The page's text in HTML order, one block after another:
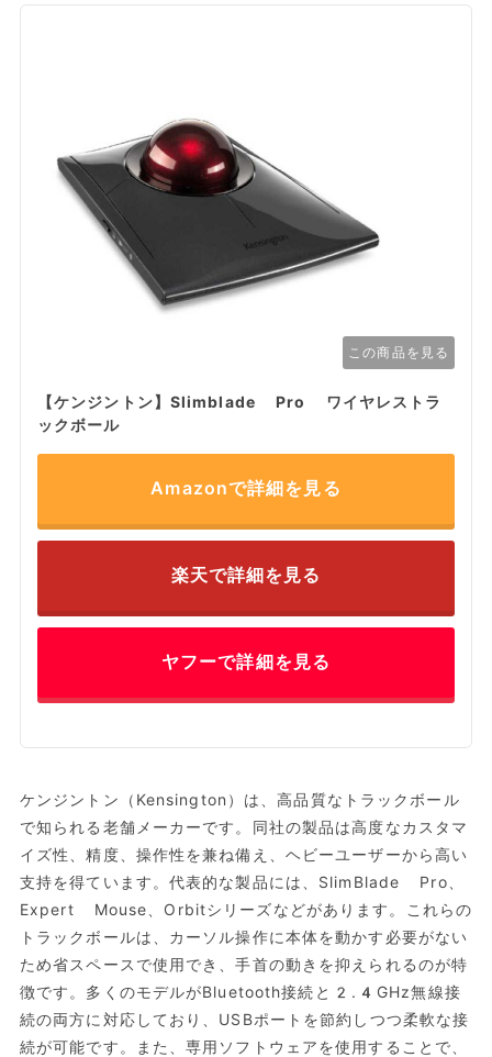
この商品を見る
【ケンジントン】Slimblade Pro ワイヤレストラ
ックボール
Amazonで詳細を見る
楽天で詳細を見る
ヤフーで詳細を見る
ケンジントン（Kensington）は、高品質なトラックボール
で知られる老舗メーカーです。同社の製品は高度なカスタマ
イズ性、精度、操作性を兼ね備え、ヘビーユーザーから高い
支持を得ています。代表的な製品には、SlimBlade Pro、
Expert Mouse、Orbitシリーズなどがあります。これらの
トラックボールは、カーソル操作に本体を動かす必要がない
ため省スペースで使用でき、手首の動きを抑えられるのが特
徴です。多くのモデルがBluetooth接続と2.4GHz無線接
続の両方に対応しており、USBポートを節約しつつ柔軟な接
続が可能です。また、専用ソフトウェアを使用することで、